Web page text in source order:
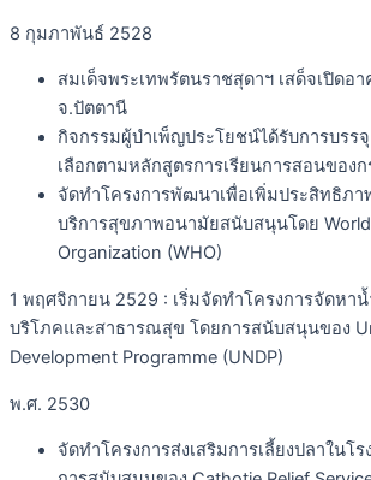
8 กุมภาพันธ์ 2528
สมเด็จพระเทพรัตนราชสุดาฯ เสด็จเปิดอ
จ.ปัตตานี
กิจกรรมผู้บำเพ็ญประโยชน์ได้รับการบรร
เลือกตามหลักสูตรการเรียนการสอนของ
จัดทำโครงการพัฒนาเพื่อเพิ่มประสิทธิภา
บริการสุขภาพอนามัยสนับสนุนโดย
Organization (WHO)
1 พฤศจิกายน 2529 : เริ่มจัดทำโครงการจัดหา
บริโภคและสาธารณสุข โดยการสนับสนุนของ
Development Programme (UNDP)
พ.ศ. 2530
จัดทำโครงการส่งเสริมการเลี้ยงปลาในโ